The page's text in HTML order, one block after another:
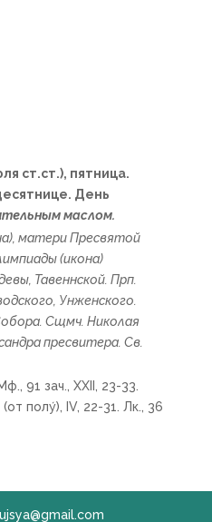
ст.ст.), пятница.
День
маслом.
), матери Пресвятой
(икона)
Тавеннской. Прп.
Унженского.
. Сщмч. Николая
пресвитера. Св.
91 зач., XXII, 23-33.
(от полу́), IV, 22-31. Лк., 36